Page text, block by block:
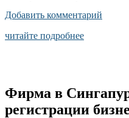
Добавить комментарий
читайте подробнее
Фирма в
регистрации